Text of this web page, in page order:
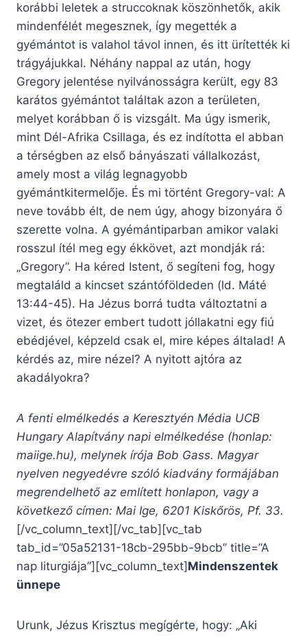
korábbi leletek a struccoknak köszönhetők, akik
mindenfélét megesznek, így megették a
gyémántot is valahol távol innen, és itt ürítették ki
trágyájukkal. Néhány nappal az után, hogy
Gregory jelentése nyilvánosságra került, egy 83
karátos gyémántot találtak azon a területen,
melyet korábban ő is vizsgált. Ma úgy ismerik,
mint Dél-Afrika Csillaga, és ez indította el abban
a térségben az első bányászati vállalkozást,
amely most a világ legnagyobb
gyémántkitermelője. És mi történt Gregory-val: A
neve tovább élt, de nem úgy, ahogy bizonyára ő
szerette volna. A gyémántiparban amikor valaki
rosszul ítél meg egy ékkövet, azt mondják rá:
„Gregory”. Ha kéred Istent, ő segíteni fog, hogy
megtaláld a kincset szántóföldeden (ld. Máté
13:44-45). Ha Jézus borrá tudta változtatni a
vizet, és ötezer embert tudott jóllakatni egy fiú
ebédjével, képzeld csak el, mire képes általad! A
kérdés az, mire nézel? A nyitott ajtóra az
akadályokra?
A fenti elmélkedés a Keresztyén Média UCB
Hungary Alapítvány napi elmélkedése (honlap:
maiige.hu), melynek írója Bob Gass. Magyar
nyelven negyedévre szóló kiadvány formájában
megrendelhető az említett honlapon, vagy a
következő címen: Mai Ige, 6201 Kiskőrös, Pf. 33.
[/vc_column_text][/vc_tab][vc_tab
tab_id=”05a52131-18cb-295bb-9bcb” title=”A
nap liturgiája”][vc_column_text] Mindenszentek
ünnepe
Urunk, Jézus Krisztus megígérte, hogy: „Aki